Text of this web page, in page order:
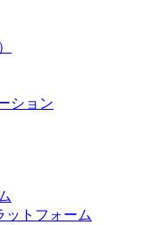
ション
ットフォーム